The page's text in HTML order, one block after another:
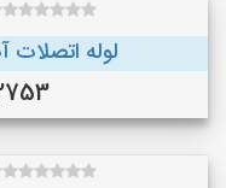
لوله اتصلات